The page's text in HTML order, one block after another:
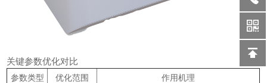
关键参数优化对比
参数类型 优化范围 作用机理